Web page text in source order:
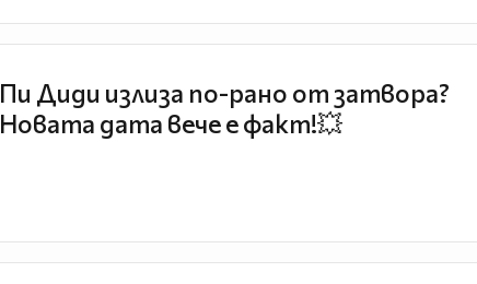
Пи Диди излиза по-рано от затвора?
Новата дата вече е факт!💥